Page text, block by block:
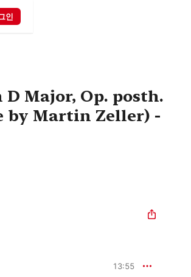
인
Major, Op. posth.
by Martin Zeller) -
13:55